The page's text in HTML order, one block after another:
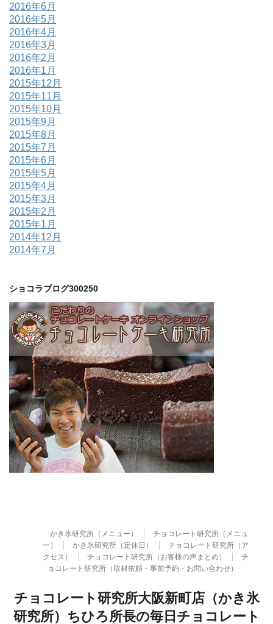
2016年6月
2016年5月
2016年4月
2016年3月
2016年2月
2016年1月
2015年12月
2015年11月
2015年10月
2015年9月
2015年8月
2015年7月
2015年6月
2015年5月
2015年4月
2015年3月
2015年2月
2015年1月
2014年12月
2014年7月
ショコラブログ300250
かき氷研究所（メニュー）
チョコレート研究所（メニュ
ー）
かき氷研究所（定休日）
チョコレート研究所（ア
クセス）
チョコレート研究所（お客様の声まとめ）
チ
ョコレート研究所（取材依頼・事前予約・お問い合わせ）
チョコレート研究所大阪新町店（かき氷
研究所）ちひろ所長の毎日チョコレート